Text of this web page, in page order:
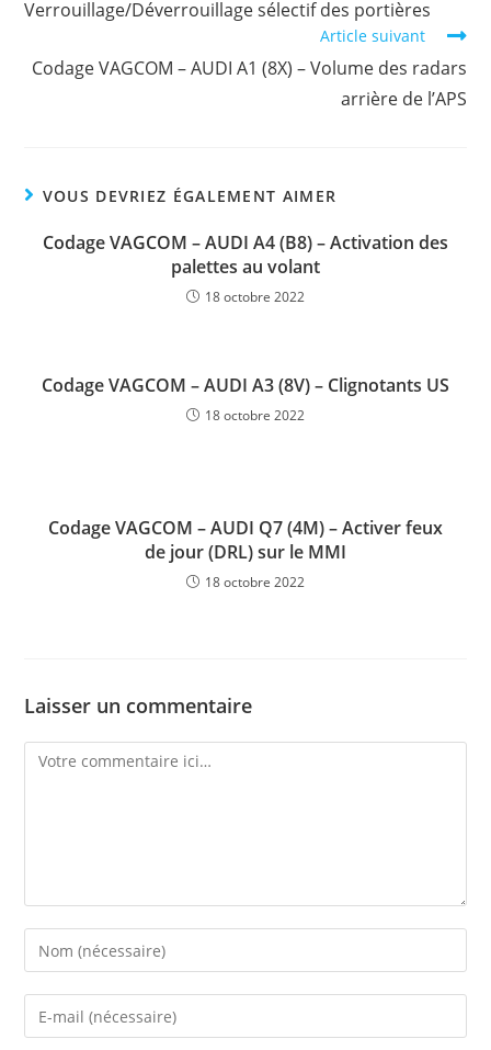
Verrouillage/Déverrouillage sélectif des portières
Article suivant
Codage VAGCOM – AUDI A1 (8X) – Volume des radars
arrière de l’APS
VOUS DEVRIEZ ÉGALEMENT AIMER
Codage VAGCOM – AUDI A4 (B8) – Activation des
palettes au volant
18 octobre 2022
Codage VAGCOM – AUDI A3 (8V) – Clignotants US
18 octobre 2022
Codage VAGCOM – AUDI Q7 (4M) – Activer feux
de jour (DRL) sur le MMI
18 octobre 2022
Laisser un commentaire
Comment
Enter
your
name
Enter
your